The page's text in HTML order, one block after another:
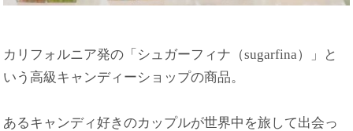
カリフォルニア発の「シュガーフィナ（sugarfina）」と
いう高級キャンディーショップの商品。
あるキャンディ好きのカップルが世界中を旅して出会っ